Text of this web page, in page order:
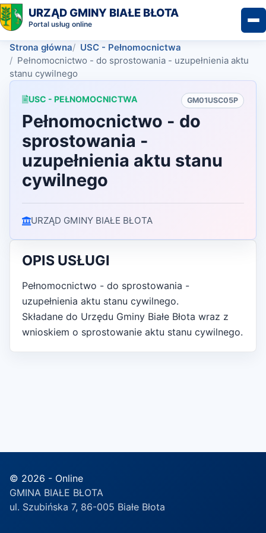
URZĄD GMINY BIAŁE BŁOTA
Portal usług online
Strona główna
USC - Pełnomocnictwa
Pełnomocnictwo - do sprostowania - uzupełnienia aktu
stanu cywilnego
USC - PEŁNOMOCNICTWA GM01USC05P
Pełnomocnictwo - do
sprostowania -
uzupełnienia aktu stanu
cywilnego
URZĄD GMINY BIAŁE BŁOTA
OPIS USŁUGI
Pełnomocnictwo - do sprostowania -
uzupełnienia aktu stanu cywilnego.
Składane do Urzędu Gminy Białe Błota wraz z
wnioskiem o sprostowanie aktu stanu cywilnego.
© 2026 - Online
GMINA BIAŁE BŁOTA
ul. Szubińska 7, 86-005 Białe Błota